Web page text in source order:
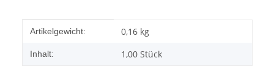
Produkteigenschaft
Wert
Artikelgewicht: 0,16 kg
Inhalt: 1,00 Stück